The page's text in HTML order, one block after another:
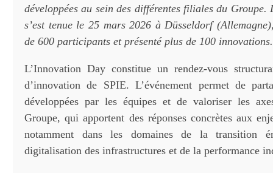
développées au sein des différentes filiales du
s’est tenue le 25 mars 2026 à Düsseldorf
de 600 participants et présenté plus de 100 innovations.
L’Innovation Day constitue un rendez-vous
d’innovation de SPIE. L’événement permet de
développées par les équipes et de valoriser les
Groupe, qui apportent des réponses concrètes aux
notamment dans les domaines de la transition
digitalisation des infrastructures et de la performance